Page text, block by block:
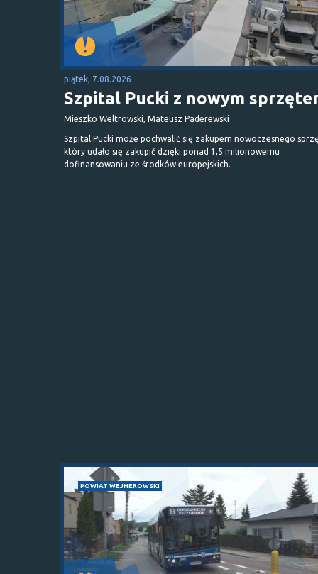
piątek, 7.08.2026
Szpital Pucki z nowym
Mieszko Weltrowski, Mateusz Paderewski
Szpital Pucki może pochwalić się zakupem nowoczesnego
który udało się zakupić dzięki ponad 1,5 milionowemu
dofinansowaniu ze środków europejskich.
POWIAT WEJHEROWSKI